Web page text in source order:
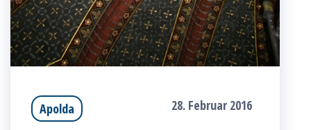
Apolda 28. Februar 2016